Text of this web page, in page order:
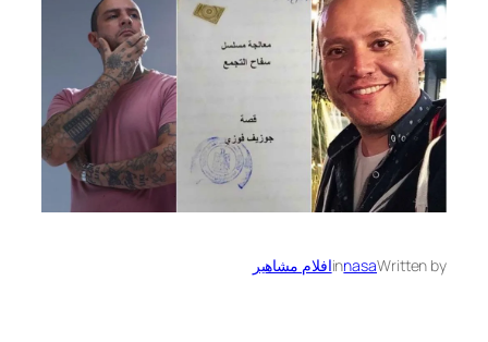
Written by
nasa
inافلام مشاهير